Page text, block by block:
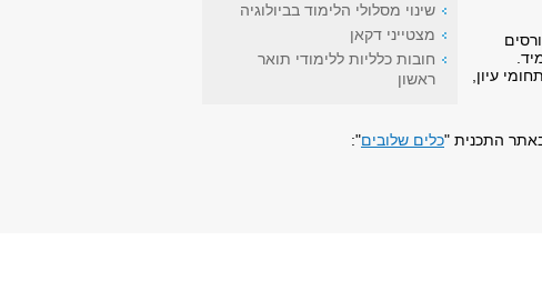
שינוי מסלולי הלימוד בביולוגיה
מצטייני דקאן
חובות כלליות ללימודי תואר
ראשון
עיון,
התכנית "כלים שלובים":